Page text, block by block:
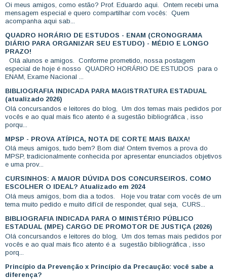
Oi meus amigos, como estão? Prof. Eduardo aqui. Ontem recebi uma
mensagem especial e quero compartilhar com vocês: Quem
acompanha aqui sab...
QUADRO HORÁRIO DE ESTUDOS - ENAM (CRONOGRAMA
DIÁRIO PARA ORGANIZAR SEU ESTUDO) - MÉDIO E LONGO
PRAZO!
Olá alunos e amigos. Conforme prometido, nossa postagem
especial de hoje é nosso QUADRO HORÁRIO DE ESTUDOS para o
ENAM, Exame Nacional ...
BIBLIOGRAFIA INDICADA PARA MAGISTRATURA ESTADUAL
(atualizado 2026)
Olá concursandos e leitores do blog, Um dos temas mais pedidos por
vocês e ao qual mais fico atento é a sugestão bibliográfica , isso
porqu...
MPSP - PROVA ATÍPICA, NOTA DE CORTE MAIS BAIXA!
Olá meus amigos, tudo bem? Bom dia! Ontem tivemos a prova do
MPSP, tradicionalmente conhecida por apresentar enunciados objetivos
e uma prov...
CURSINHOS: A MAIOR DÚVIDA DOS CONCURSEIROS. COMO
ESCOLHER O IDEAL? Atualizado em 2024
Olá meus amigos, bom dia a todos. Hoje vou tratar com vocês de um
tema muito pedido e muito difícil de responder, qual seja, CURS...
BIBLIOGRAFIA INDICADA PARA O MINISTÉRIO PÚBLICO
ESTADUAL (MPE) CARGO DE PROMOTOR DE JUSTIÇA (2026)
Olá concursandos e leitores do blog, Um dos temas mais pedidos por
vocês e ao qual mais fico atento é a sugestão bibliográfica , isso
porq...
Princípio da Prevenção x Princípio da Precaução: você sabe a
diferença?